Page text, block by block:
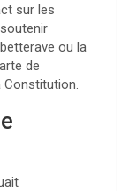
sur les
ou la
de
Constitution.